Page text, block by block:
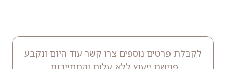
לקבלת פרטים נוספים צרו קשר עוד היום ונקבע